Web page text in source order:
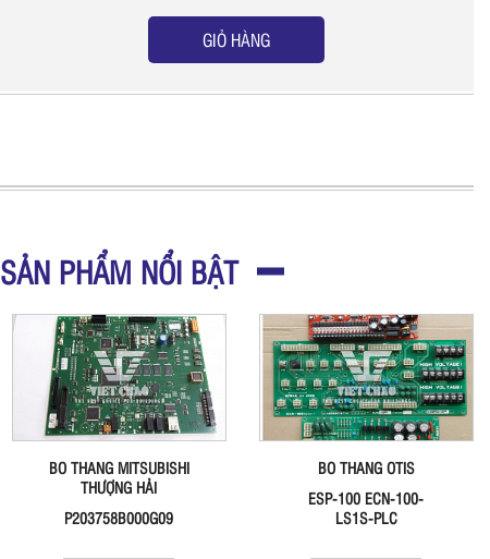
GIỎ HÀNG
SẢN PHẨM NỔI BẬT
BO THANG MITSUBISHI
THƯỢNG HẢI
P203758B000G09
BO THANG OTIS
ESP-100 ECN-100-
LS1S-PLC